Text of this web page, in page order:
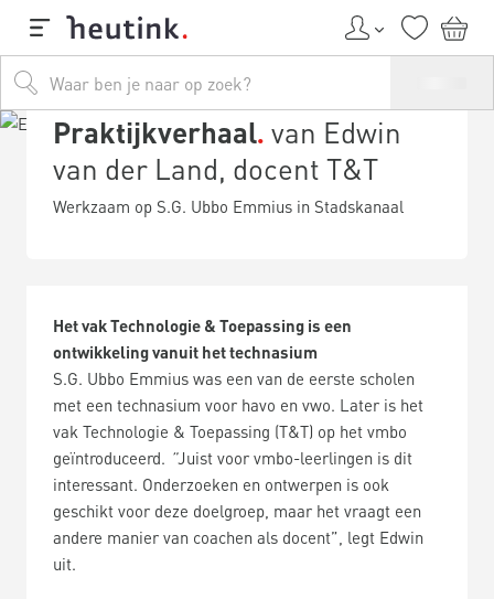
Praktijkverhaal van Edwin
van der Land, docent T&T
Werkzaam op S.G. Ubbo Emmius in Stadskanaal
Het vak Technologie & Toepassing is een
ontwikkeling vanuit het technasium
S.G. Ubbo Emmius was een van de eerste scholen
met een technasium voor havo en vwo. Later is het
vak Technologie & Toepassing (T&T) op het vmbo
geïntroduceerd. ”Juist voor vmbo-leerlingen is dit
interessant. Onderzoeken en ontwerpen is ook
geschikt voor deze doelgroep, maar het vraagt een
andere manier van coachen als docent”, legt Edwin
uit.